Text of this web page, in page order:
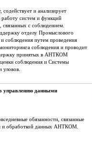
содействует и анализирует
систем и функций
связанных с соблюдением.
отделу Промыслового
соблюдения путем проведения
соблюдения и проводит
принятых в АНТКОМ
соблюдения и Системы
уловов.
управлению данными
обязанности, связанные
и обработкой данных АНТКОМ.